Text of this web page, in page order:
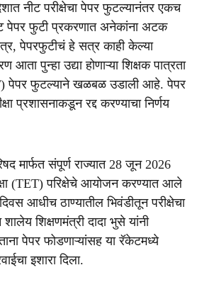
नीट परीक्षेचा पेपर फुटल्यानंतर एकच
पेपर फुटी प्रकरणात अनेकांना अटक
पेपरफुटीचं हे सत्र काही केल्या
आता पुन्हा उद्या होणाऱ्या शिक्षक पात्रता
फुटल्याने खळबळ उडाली आहे. पेपर
प्रशासनाकडून रद्द करण्याचा निर्णय
मार्फत संपूर्ण राज्यात 28 जून 2026
(TET) परिक्षेचे आयोजन करण्यात आले
आधीच ठाण्यातील भिवंडीतून परीक्षेचा
शिक्षणमंत्री दादा भुसे यांनी
पेपर फोडणाऱ्यांसह या रॅकेटमध्ये
इशारा दिला.